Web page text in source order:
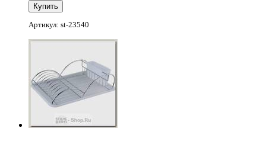
Артикул: st-23540